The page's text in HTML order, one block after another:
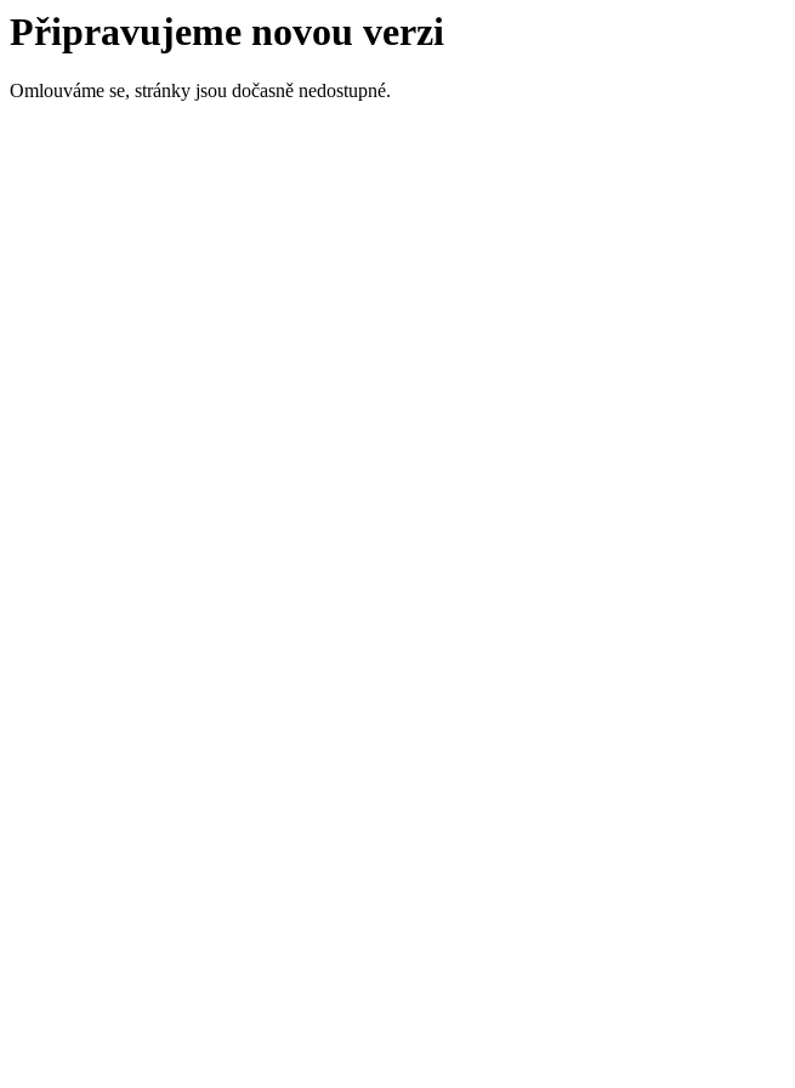
Připravujeme novou verzi
Omlouváme se, stránky jsou dočasně nedostupné.